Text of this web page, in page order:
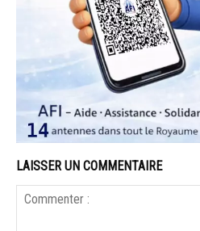
LAISSER UN COMMENTAIRE